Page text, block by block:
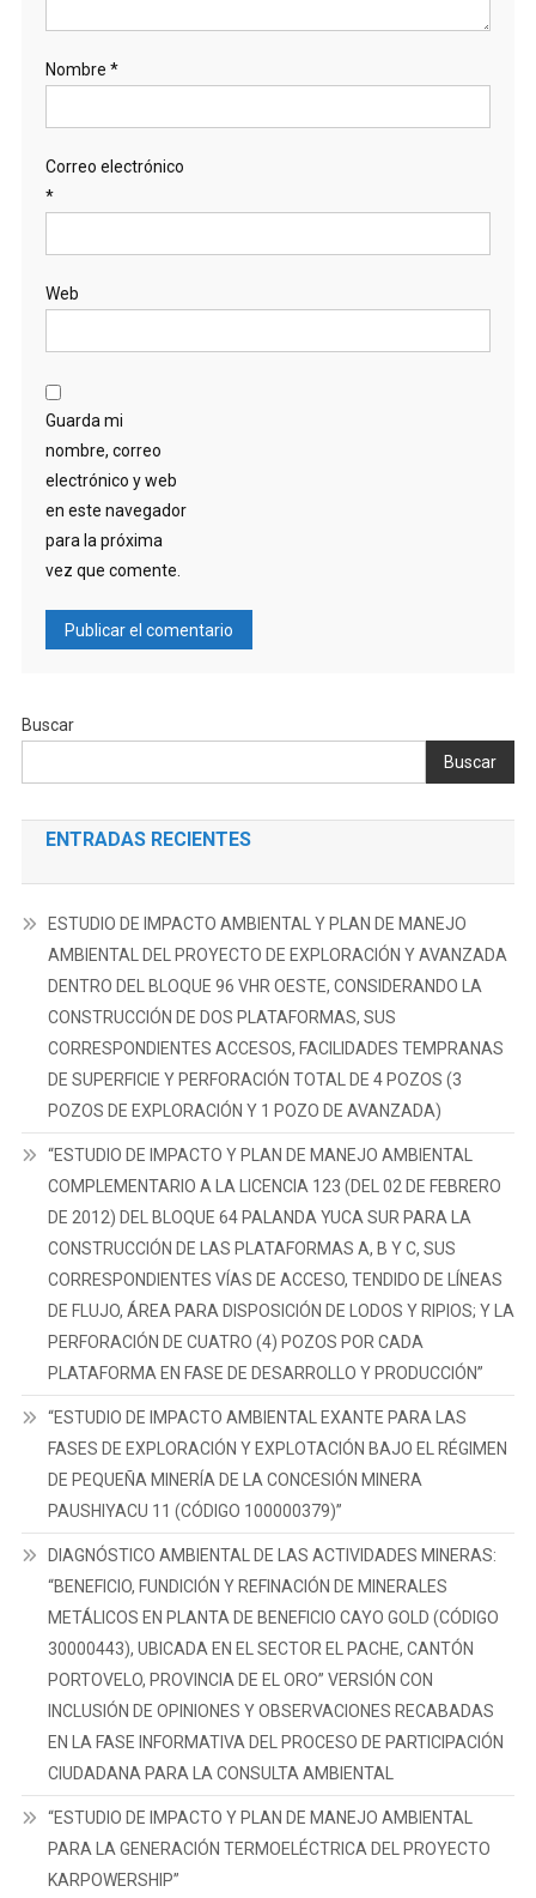
Nombre *
Correo electrónico
*
Web
Guarda mi
nombre, correo
electrónico y web
en este navegador
para la próxima
vez que comente.
Buscar
Buscar
ENTRADAS RECIENTES
ESTUDIO DE IMPACTO AMBIENTAL Y PLAN DE MANEJO
AMBIENTAL DEL PROYECTO DE EXPLORACIÓN Y AVANZADA
DENTRO DEL BLOQUE 96 VHR OESTE, CONSIDERANDO LA
CONSTRUCCIÓN DE DOS PLATAFORMAS, SUS
CORRESPONDIENTES ACCESOS, FACILIDADES TEMPRANAS
DE SUPERFICIE Y PERFORACIÓN TOTAL DE 4 POZOS (3
POZOS DE EXPLORACIÓN Y 1 POZO DE AVANZADA)
“ESTUDIO DE IMPACTO Y PLAN DE MANEJO AMBIENTAL
COMPLEMENTARIO A LA LICENCIA 123 (DEL 02 DE FEBRERO
DE 2012) DEL BLOQUE 64 PALANDA YUCA SUR PARA LA
CONSTRUCCIÓN DE LAS PLATAFORMAS A, B Y C, SUS
CORRESPONDIENTES VÍAS DE ACCESO, TENDIDO DE LÍNEAS
DE FLUJO, ÁREA PARA DISPOSICIÓN DE LODOS Y RIPIOS; Y LA
PERFORACIÓN DE CUATRO (4) POZOS POR CADA
PLATAFORMA EN FASE DE DESARROLLO Y PRODUCCIÓN”
“ESTUDIO DE IMPACTO AMBIENTAL EXANTE PARA LAS
FASES DE EXPLORACIÓN Y EXPLOTACIÓN BAJO EL RÉGIMEN
DE PEQUEÑA MINERÍA DE LA CONCESIÓN MINERA
PAUSHIYACU 11 (CÓDIGO 100000379)”
DIAGNÓSTICO AMBIENTAL DE LAS ACTIVIDADES MINERAS:
“BENEFICIO, FUNDICIÓN Y REFINACIÓN DE MINERALES
METÁLICOS EN PLANTA DE BENEFICIO CAYO GOLD (CÓDIGO
30000443), UBICADA EN EL SECTOR EL PACHE, CANTÓN
PORTOVELO, PROVINCIA DE EL ORO” VERSIÓN CON
INCLUSIÓN DE OPINIONES Y OBSERVACIONES RECABADAS
EN LA FASE INFORMATIVA DEL PROCESO DE PARTICIPACIÓN
CIUDADANA PARA LA CONSULTA AMBIENTAL
“ESTUDIO DE IMPACTO Y PLAN DE MANEJO AMBIENTAL
PARA LA GENERACIÓN TERMOELÉCTRICA DEL PROYECTO
KARPOWERSHIP”